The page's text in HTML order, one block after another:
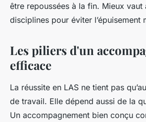
être repoussées à la fin. Mieux vaut
disciplines pour éviter l’épuisement
Les piliers d'un
efficace
La réussite en LAS ne tient pas
de travail. Elle dépend aussi de la
Un accompagnement bien conçu